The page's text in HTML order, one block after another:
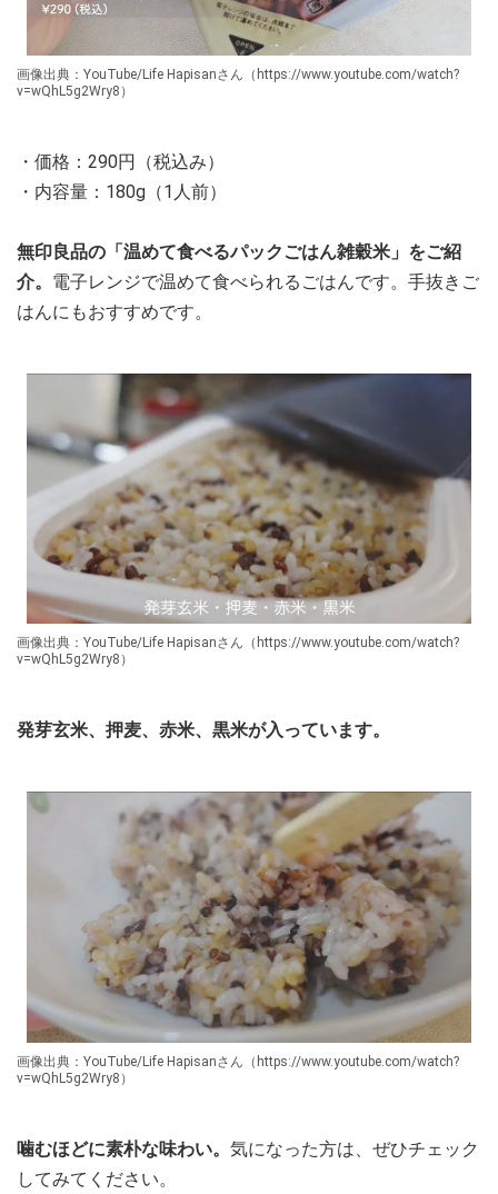
画像出典：YouTube/Life Hapisanさん（https://www.youtube.com/watch?
v=wQhL5g2Wry8）
・価格：290円（税込み）
・内容量：180g（1人前）
無印良品の「温めて食べるパックごはん雑穀米」をご紹
介。 電子レンジで温めて食べられるごはんです。手抜きご
はんにもおすすめです。
画像出典：YouTube/Life Hapisanさん（https://www.youtube.com/watch?
v=wQhL5g2Wry8）
発芽玄米、押麦、赤米、黒米が入っています。
画像出典：YouTube/Life Hapisanさん（https://www.youtube.com/watch?
v=wQhL5g2Wry8）
噛むほどに素朴な味わい。 気になった方は、ぜひチェック
してみてください。